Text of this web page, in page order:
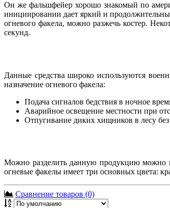
Он же фальшфейер хорошо знакомый по
инициировании дает яркий и
огневого факела, можно разжечь костер.
секунд.
Данные средства широко используются
назначение огневого факела:
Подача сигналов бедствия в ночное
Аварийное освещение местности при
Отпугивание диких хищников в лесу
Можно разделить данную продукцию можно
огневые факелы имеет три основных цвета:
Сравнение товаров (0)